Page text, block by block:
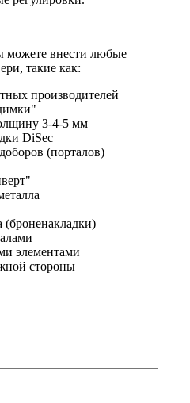
можете внести любые
такие как:
производителей
3-4-5 мм
DiSec
(порталов)
(броненакладки)
элементами
стороны